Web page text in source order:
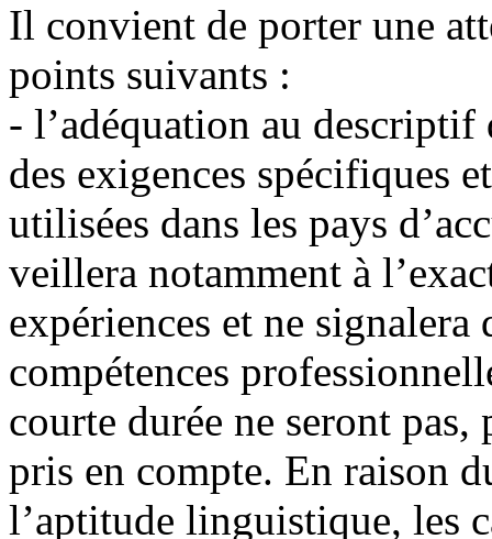
Il convient de porter une
points suivants :
- l’adéquation au
des exigences spécifiques
utilisées dans les pays
veillera notamment à
expériences et ne
compétences
courte durée ne seront
pris en compte. En raison
l’aptitude linguistique, les